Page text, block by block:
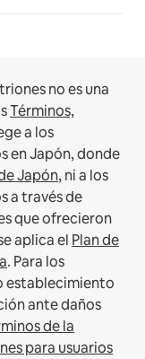
no es una
Términos,
a los
en Japón, donde
Japón, ni a los
a través de
que ofrecieron
aplica el Plan de
. Para los
establecimiento
ante daños
de la
para usuarios